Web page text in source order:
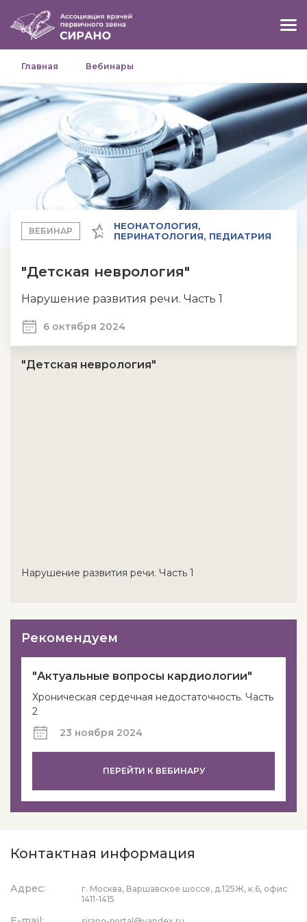
Главная Вебинары
ВЕБИНАР
НЕОНАТОЛОГИЯ,
ПЕРИНАТОЛОГИЯ, ПЕДИАТРИЯ
"Детская неврология"
Нарушение развития речи. Часть 1
6 октября 2024
"Детская неврология"
Нарушение развития речи. Часть 1
Рекомендуем
"Актуальные вопросы кардиологии"
Хроническая сердечная недостаточность. Часть
2
23 ноября 2024
ПЕРЕЙТИ К ВЕБИНАРУ
Контактная информация
Адрес:
г. Москва, Варшавское шоссе, д.125Ж, к.6, офис
1411-1415